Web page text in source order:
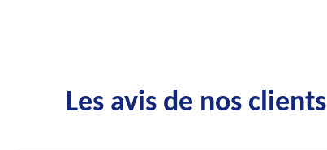
Les avis de nos clients